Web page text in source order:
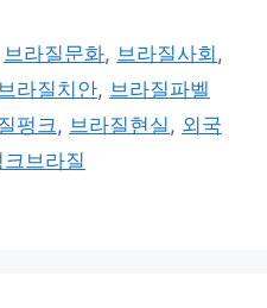
브라질문화, 브라질사회 ,
라질치안, 브라질파벨
펑크, 브라질현실, 외국
크브라질